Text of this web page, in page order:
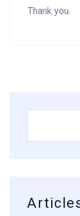
Thank you.